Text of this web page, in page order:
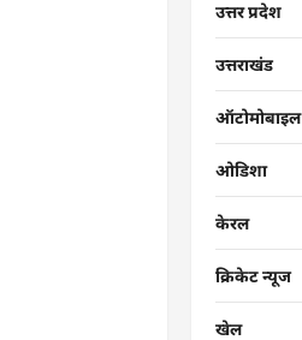
उत्तर प्रदेश
उत्तराखंड
ऑटोमोबाइल
ओडिशा
केरल
क्रिकेट न्यूज
खेल